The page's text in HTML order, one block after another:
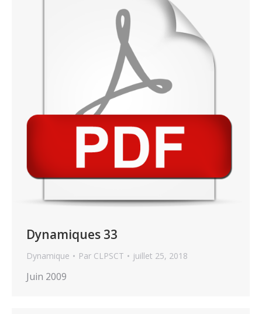
Dynamiques 33
Dynamique Par CLPSCT juillet 25, 2018
Juin 2009